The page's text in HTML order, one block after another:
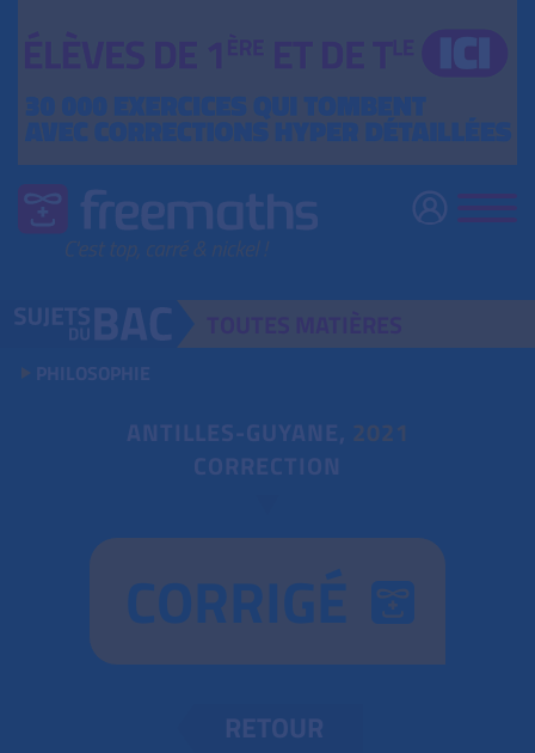
PHILOSOPHIE
ANTILLES-GUYANE, 2021
CORRECTION
CORRIGÉ
RETOUR